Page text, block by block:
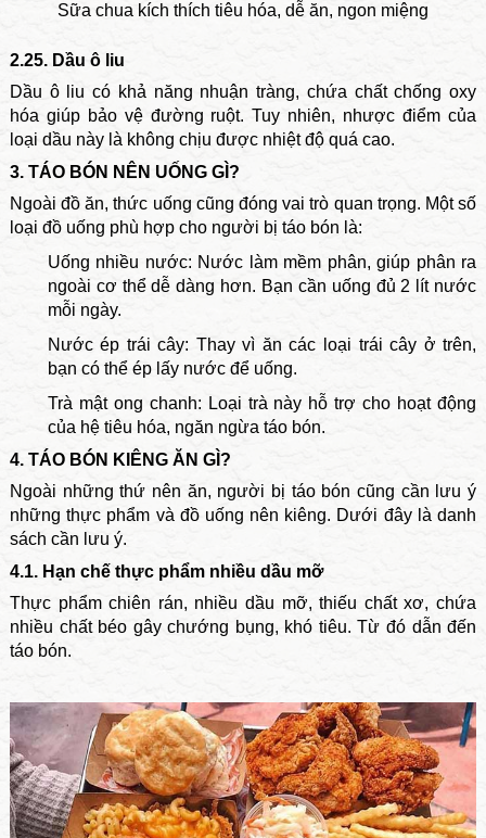
Sữa chua kích thích tiêu hóa, dễ ăn, ngon miệng
2.25. Dầu ô liu
Dầu ô liu có khả năng nhuận tràng, chứa chất chống oxy
hóa giúp bảo vệ đường ruột. Tuy nhiên, nhược điểm của
loại dầu này là không chịu được nhiệt độ quá cao.
3. TÁO BÓN NÊN UỐNG GÌ?
Ngoài đồ ăn, thức uống cũng đóng vai trò quan trọng. Một số
loại đồ uống phù hợp cho người bị táo bón là:
Uống nhiều nước: Nước làm mềm phân, giúp phân ra
ngoài cơ thể dễ dàng hơn. Bạn cần uống đủ 2 lít nước
mỗi ngày.
Nước ép trái cây: Thay vì ăn các loại trái cây ở trên,
bạn có thể ép lấy nước để uống.
Trà mật ong chanh: Loại trà này hỗ trợ cho hoạt động
của hệ tiêu hóa, ngăn ngừa táo bón.
4. TÁO BÓN KIÊNG ĂN GÌ?
Ngoài những thứ nên ăn, người bị táo bón cũng cần lưu ý
những thực phẩm và đồ uống nên kiêng. Dưới đây là danh
sách cần lưu ý.
4.1. Hạn chế thực phẩm nhiều dầu mỡ
Thực phẩm chiên rán, nhiều dầu mỡ, thiếu chất xơ, chứa
nhiều chất béo gâychướng bụng, khó tiêu. Từ đó dẫn đến
táo bón.